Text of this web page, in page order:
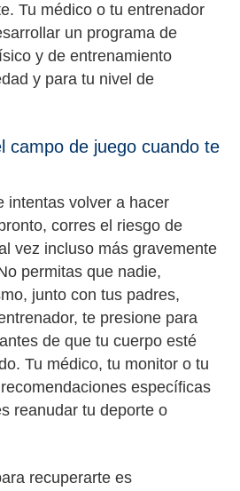
Tu médico o tu entrenador
un programa de
y de entrenamiento
y para tu nivel de
campo de juego cuando te
intentas volver a hacer
corres el riesgo de
vez incluso más gravemente
permitas que nadie,
junto con tus padres,
te presione para
de que tu cuerpo esté
Tu médico, tu monitor o tu
específicas
reanudar tu deporte o
recuperarte es